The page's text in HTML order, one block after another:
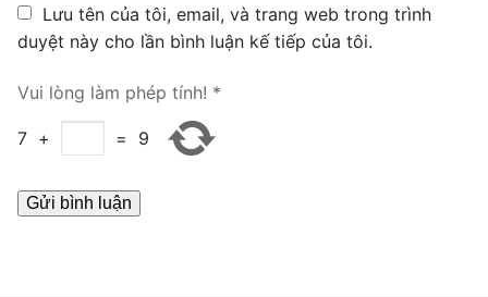
LIÊN HỆ
TIN TỨC
HƯỚNG DẪN
Lưu tên của tôi, email, và trang web trong trình
duyệt này cho lần bình luận kế tiếp của tôi.
Vui lòng làm phép tính! *
7 + = 9